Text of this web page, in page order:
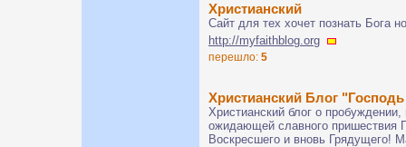
Христианский
Сайт для тех хочет познать Бога
http://myfaithblog.org
перешло: 5
Христианский Блог
Христианский блог о
ожидающей славного пришествия
Воскресшего и вновь Грядущего!